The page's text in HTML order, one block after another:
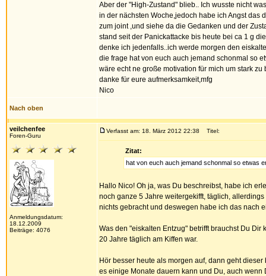
Aber der "High-Zustand" blieb.. Ich wusste nicht
in der nächsten Woche,jedoch habe ich Angst das
zum joint ,und siehe da die Gedanken und der
stand seit der Panickattacke bis heute bei ca 1 g
denke ich jedenfalls..ich werde morgen den
die frage hat von euch auch jemand schonmal so
wäre echt ne große motivation für mich um stark
danke für eure aufmerksamkeit,mfg
Nico
Nach oben
veilchenfee
Foren-Guru
Anmeldungsdatum:
18.12.2009
Beiträge: 4076
Verfasst am: 18. März 2012 22:38 Titel:
Zitat:
hat von euch auch jemand schonmal so etwas
Hallo Nico! Oh ja, was Du beschreibst, habe ich
noch ganze 5 Jahre weitergekifft, täglich,
nichts gebracht und deswegen habe ich das nach
Was den "eiskalten Entzug" betrifft brauchst Du
20 Jahre täglich am Kiffen war.
Hör besser heute als morgen auf, dann geht
es einige Monate dauern kann und Du, auch